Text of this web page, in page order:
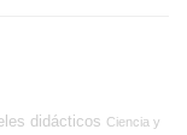
didácticos Ciencia y